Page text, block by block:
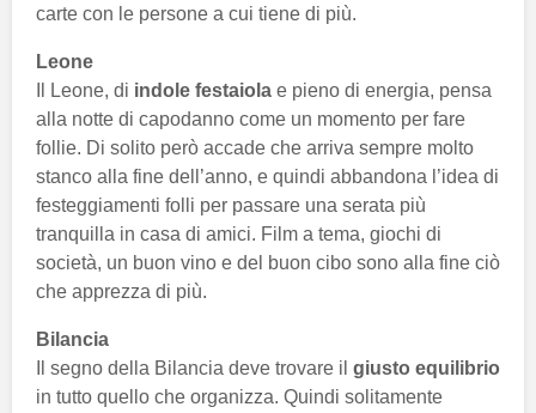
carte con le persone a cui tiene di più.
Leone
Il Leone, di indole festaiola e pieno di energia, pensa
alla notte di capodanno come un momento per fare
follie. Di solito però accade che arriva sempre molto
stanco alla fine dell’anno, e quindi abbandona l’idea di
festeggiamenti folli per passare una serata più
tranquilla in casa di amici. Film a tema, giochi di
società, un buon vino e del buon cibo sono alla fine ciò
che apprezza di più.
Bilancia
Il segno della Bilancia deve trovare il giusto equilibrio
in tutto quello che organizza. Quindi solitamente